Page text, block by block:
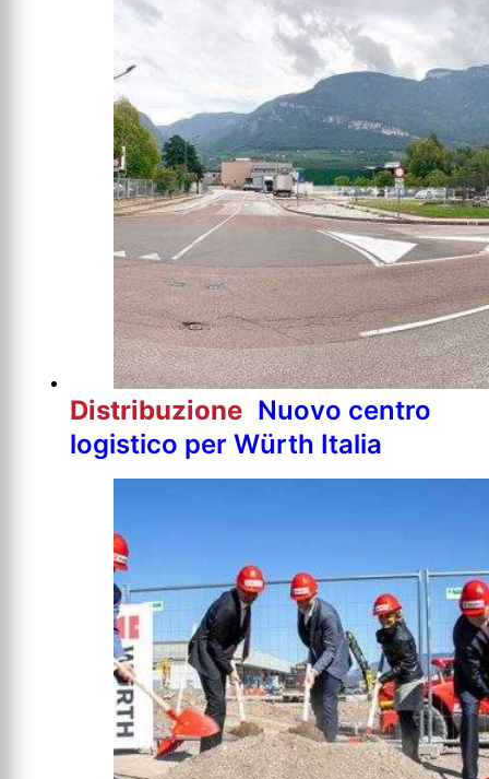
Distribuzione Nuovo centro
logistico per Würth Italia